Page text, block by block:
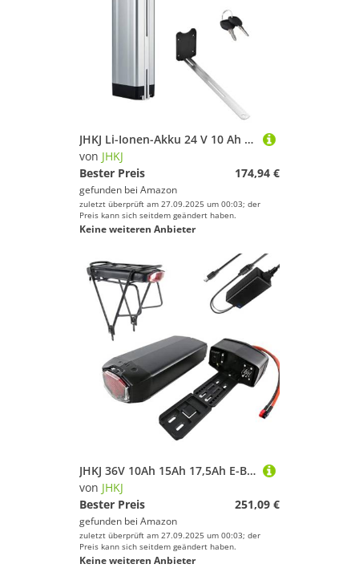
JHKJ Li-Ionen-Akku 24 V 10 Ah Ebike-Akkus 36 V 15 Ah Eingebauter Lithium-Akku 48 V 10,4 Ah Klappakku mit Ladegerät für 240 W-630 W Motor-Kits,36v10.4ah
von JHKJ
Bester Preis
174,94 €
gefunden bei Amazon
zuletzt überprüft am 27.09.2025 um 00:03; der
Preis kann sich seitdem geändert haben.
Keine weiteren Anbieter
JHKJ 36V 10Ah 15Ah 17,5Ah E-Bike-Akku mit Gepäckträger 48V 10Ah 12Ah 14Ah Gepäckträger Lithium-Ionen-Akkupack mit Gepäckträger und Ladegerät,48v,10Ah
von JHKJ
Bester Preis
251,09 €
gefunden bei Amazon
zuletzt überprüft am 27.09.2025 um 00:03; der
Preis kann sich seitdem geändert haben.
Keine weiteren Anbieter